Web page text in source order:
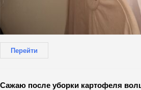
Перейти
Сажаю после уборки картофеля